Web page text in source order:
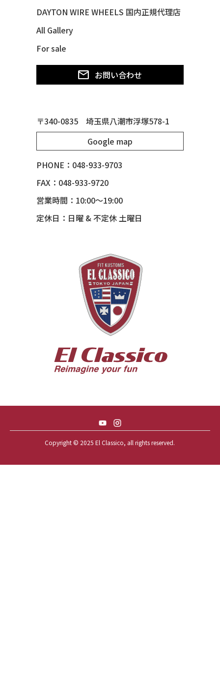
49 MERCURY *MERC9*
50 CHEVY STYLE-LINE*BUBBLES
50 CHEVY SUBURBAN
51 MERCURY *ART MORRISON
53 CHEVY BEL-AIR
55 BUICK ROADMASTER
55 CHEVY HANDYMAN WAGON
56 BUICK SPECIAL * 565 *
56 CHEVY BEL-AIR * KOMO *
56 CHEVY BEL-AIR *SPARKLE 56
57 CHEVY BEL-AIR CONVERTIBLE
57 CHEVY NOMAD *ACID 57*
59 CADILLAC COUPE DEVILLE
59 CHEVY APACHE *アパ太郎
DAYTON WIRE WHEELS 国内正規代理店
All Gallery
For sale
お問い合わせ
〒340-0835 埼玉県八潮市浮塚578-1
Google map
PHONE：048-933-9703
FAX：048-933-9720
営業時間：10:00～19:00
定休日：日曜 & 不定休 土曜日
Copyright © 2025 El Classico, all rights reserved.️